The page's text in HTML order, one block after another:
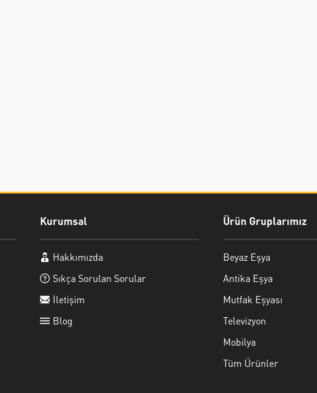
Kurumsal
Hakkımızda
Sıkça Sorulan Sorular
İletişim
Blog
Ürün Gruplarımız
Beyaz Eşya
Antika Eşya
Mutfak Eşyası
Televizyon
Mobilya
Tüm Ürünler